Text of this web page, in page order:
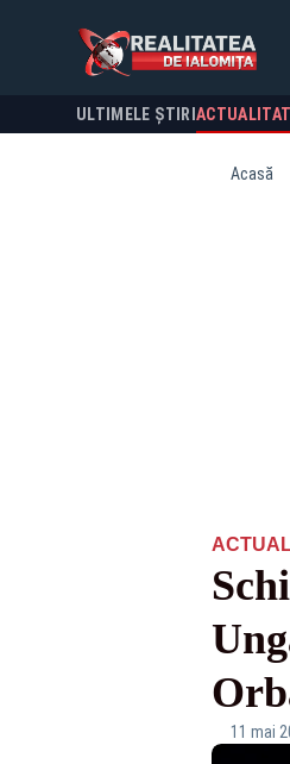
ULTIMELE ȘTIRI
Acasă
11 mai